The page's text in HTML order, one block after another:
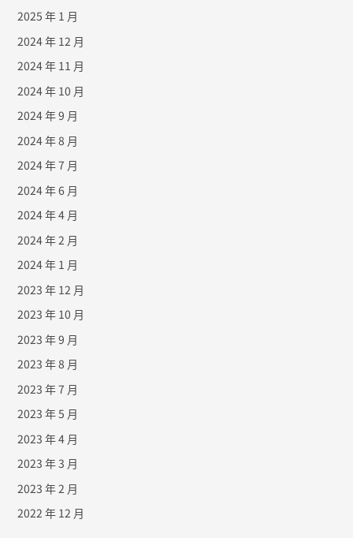
2025 年 1 月
2024 年 12 月
2024 年 11 月
2024 年 10 月
2024 年 9 月
2024 年 8 月
2024 年 7 月
2024 年 6 月
2024 年 4 月
2024 年 2 月
2024 年 1 月
2023 年 12 月
2023 年 10 月
2023 年 9 月
2023 年 8 月
2023 年 7 月
2023 年 5 月
2023 年 4 月
2023 年 3 月
2023 年 2 月
2022 年 12 月